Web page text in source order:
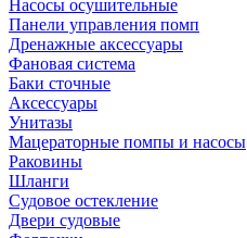
Насосы осушительные
Панели управления помп
Дренажные аксессуары
Фановая система
Баки сточные
Аксессуары
Унитазы
Мацераторные помпы и насосы
Раковины
Шланги
Судовое остекление
Двери судовые